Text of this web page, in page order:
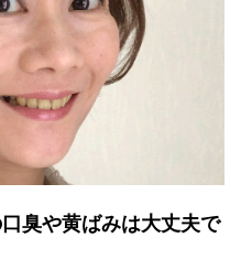
臭や黄ばみは大丈夫で